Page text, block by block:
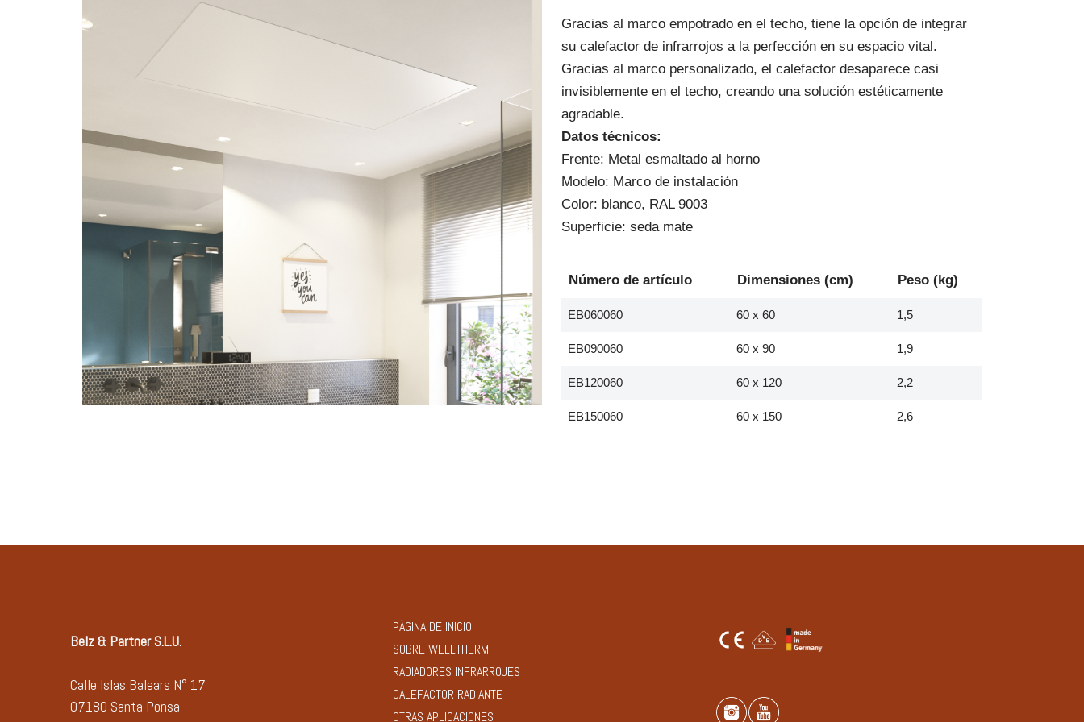
Gracias al marco empotrado en el techo, tiene la opción de integrar
su calefactor de infrarrojos a la perfección en su espacio vital.
Gracias al marco personalizado, el calefactor desaparece casi
invisiblemente en el techo, creando una solución estéticamente
agradable.
Datos técnicos:
Frente: Metal esmaltado al horno
Modelo: Marco de instalación
Color: blanco, RAL 9003
Superficie: seda mate
Número de artículo Dimensiones (cm) Peso (kg)
EB060060 60 x 60 1,5
EB090060 60 x 90 1,9
EB120060 60 x 120 2,2
EB150060 60 x 150 2,6
Belz & Partner S.L.U.
Calle Islas Balears N° 17
07180 Santa Ponsa
PÁGINA DE INICIO
SOBRE WELLTHERM
RADIADORES INFRARROJES
CALEFACTOR RADIANTE
OTRAS APLICACIONES